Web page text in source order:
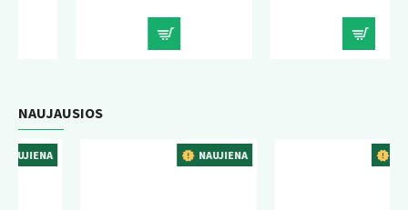
NAUJAUSIOS
NAUJIENA NAUJIENA